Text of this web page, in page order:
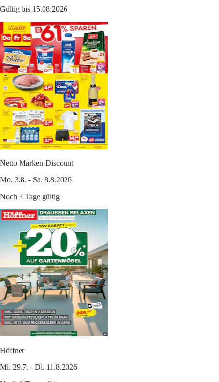
Gültig bis 15.08.2026
Netto Marken-Discount
Mo. 3.8. - Sa. 8.8.2026
Noch 3 Tage gültig
Höffner
Mi. 29.7. - Di. 11.8.2026